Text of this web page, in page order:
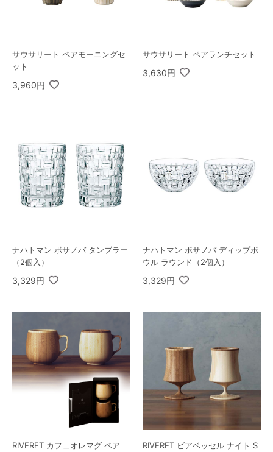
サウサリート ペアモーニングセ
ット
3,960円
サウサリート ペアランチセット
3,630円
ナハトマン ボサノバ タンブラー
（2個入）
3,329円
ナハトマン ボサノバ ディップボ
ウル ラウンド（2個入）
3,329円
RIVERET カフェオレマグ ペア
RIVERET ビアベッセル ナイト S